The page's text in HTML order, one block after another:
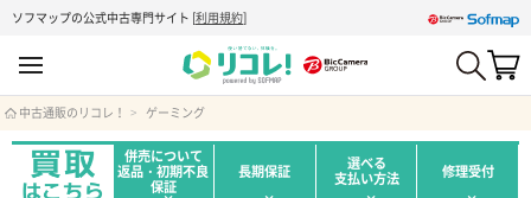
ソフマップの公式中古専門サイト [利用規約]
中古通販のリコレ！ ゲーミング
併売について
返品・初期不良
保証
長期保証 選べる
支払い方法 修理受付